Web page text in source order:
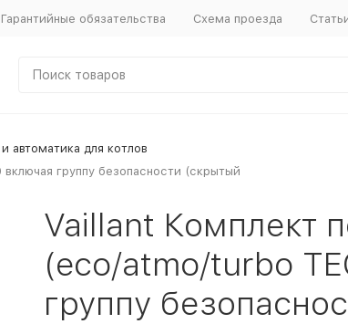
Гарантийные обязательства Схема проезда
автоматика для котлов
группу безопасности (скрытый
Vaillant Комплект
(eco/atmo/turbo
группу